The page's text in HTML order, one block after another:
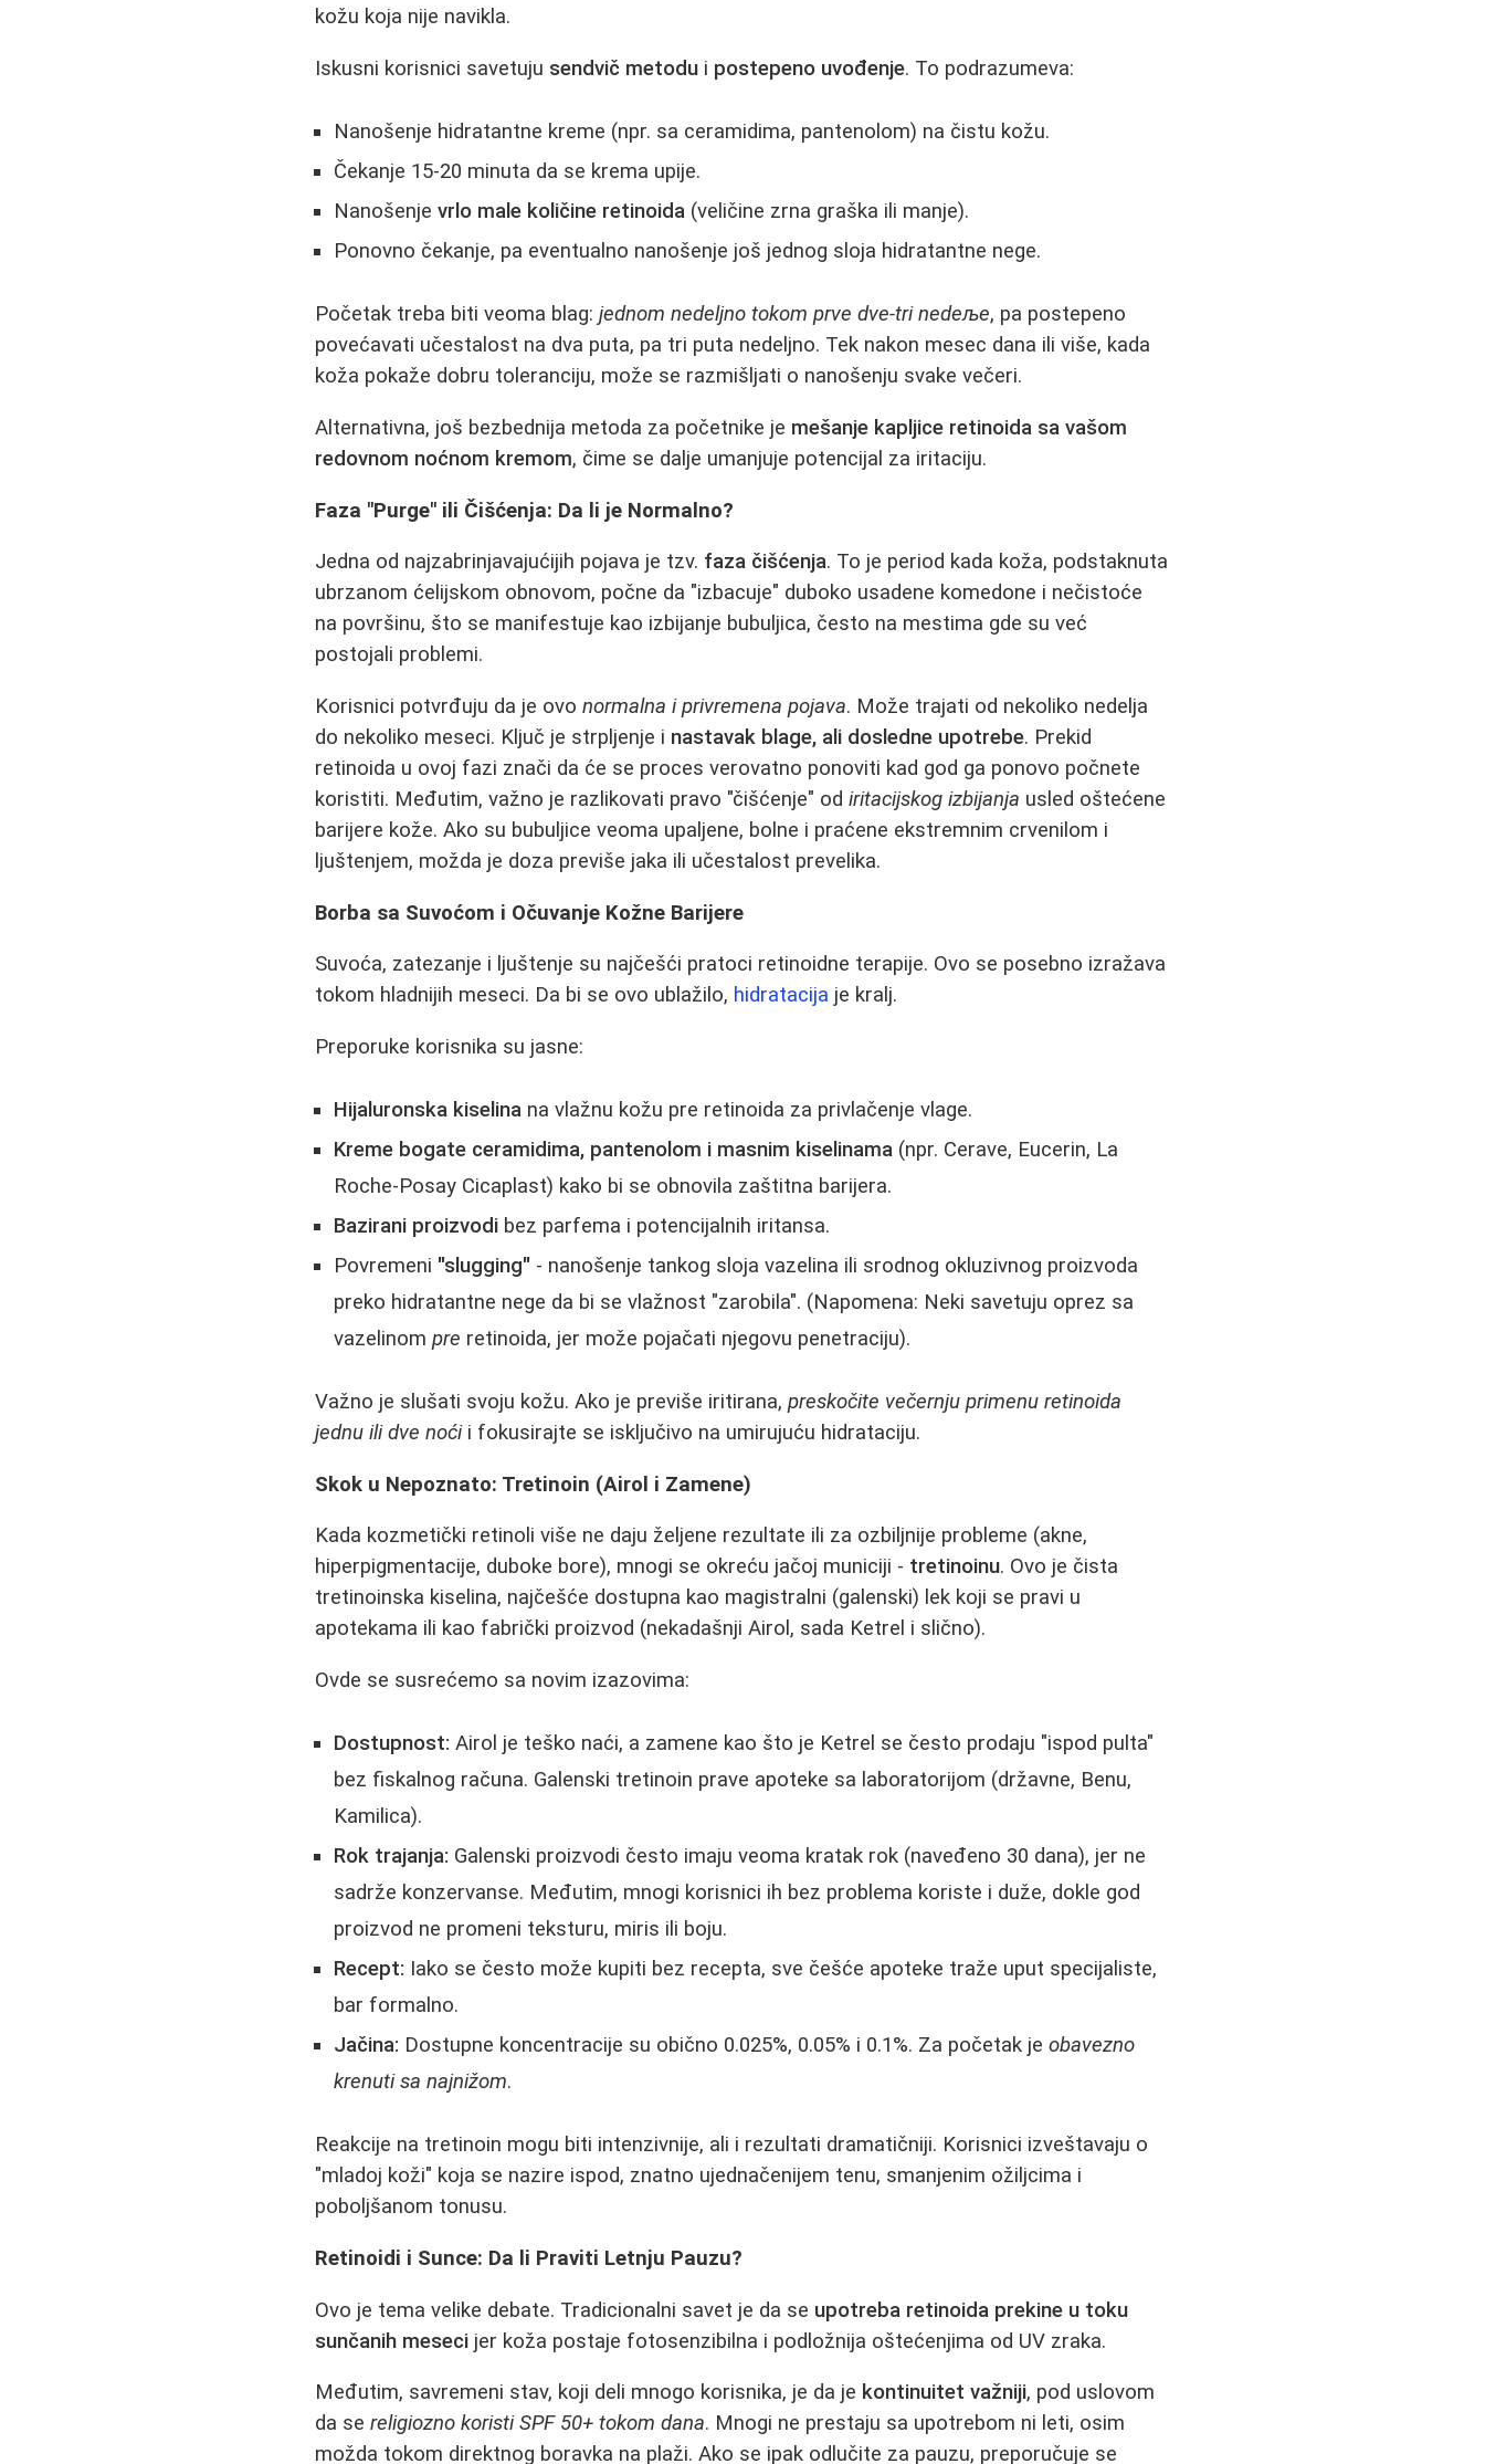
kožu koja nije navikla.
Iskusni korisnici savetuju sendvič metodu i postepeno uvođenje. To podrazumeva:
Nanošenje hidratantne kreme (npr. sa ceramidima, pantenolom) na čistu kožu.
Čekanje 15-20 minuta da se krema upije.
Nanošenjevrlo male količine retinoida (veličine zrna graška ili manje).
Ponovno čekanje, pa eventualno nanošenje još jednog sloja hidratantne nege.
Početak treba biti veoma blag:jednom nedeljno tokom prve dve-tri nedeље, pa postepeno
povećavati učestalost na dva puta, pa tri puta nedeljno. Tek nakon mesec dana ili više, kada
koža pokaže dobru toleranciju, može se razmišljati o nanošenju svake večeri.
Alternativna, još bezbednija metoda za početnike je mešanje kapljice retinoida sa vašom
redovnom noćnom kremom, čime se dalje umanjuje potencijal za iritaciju.
Faza "Purge" ili Čišćenja: Da li je Normalno?
Jedna od najzabrinjavajućijih pojava je tzv. faza čišćenja. To je period kada koža, podstaknuta
ubrzanom ćelijskom obnovom, počne da "izbacuje" duboko usadene komedone i nečistoće
na površinu, što se manifestuje kao izbijanje bubuljica, često na mestima gde su već
postojali problemi.
Korisnici potvrđuju da je ovonormalna i privremena pojava. Može trajati od nekoliko nedelja
do nekoliko meseci. Ključ je strpljenje i nastavak blage, ali dosledne upotrebe. Prekid
retinoida u ovoj fazi znači da će se proces verovatno ponoviti kad god ga ponovo počnete
koristiti. Međutim, važno je razlikovati pravo "čišćenje" odiritacijskog izbijanja usled oštećene
barijere kože. Ako su bubuljice veoma upaljene, bolne i praćene ekstremnim crvenilom i
ljuštenjem, možda je doza previše jaka ili učestalost prevelika.
Borba sa Suvoćom i Očuvanje Kožne Barijere
Suvoća, zatezanje i ljuštenje su najčešći pratoci retinoidne terapije. Ovo se posebno izražava
tokom hladnijih meseci. Da bi se ovo ublažilo, hidratacija je kralj.
Preporuke korisnika su jasne:
Hijaluronska kiselina na vlažnu kožu pre retinoida za privlačenje vlage.
Kreme bogate ceramidima, pantenolom i masnim kiselinama (npr. Cerave, Eucerin, La
Roche-Posay Cicaplast) kako bi se obnovila zaštitna barijera.
Bazirani proizvodi bez parfema i potencijalnih iritansa.
Povremeni "slugging" - nanošenje tankog sloja vazelina ili srodnog okluzivnog proizvoda
preko hidratantne nege da bi se vlažnost "zarobila". (Napomena: Neki savetuju oprez sa
vazelinompre retinoida, jer može pojačati njegovu penetraciju).
Važno je slušati svoju kožu. Ako je previše iritirana,preskočite večernju primenu retinoida
jednu ili dve noćii fokusirajte se isključivo na umirujuću hidrataciju.
Skok u Nepoznato: Tretinoin (Airol i Zamene)
Kada kozmetički retinoli više ne daju željene rezultate ili za ozbiljnije probleme (akne,
hiperpigmentacije, duboke bore), mnogi se okreću jačoj municiji - tretinoinu. Ovo je čista
tretinoinska kiselina, najčešće dostupna kao magistralni (galenski) lek koji se pravi u
apotekama ili kao fabrički proizvod (nekadašnji Airol, sada Ketrel i slično).
Ovde se susrećemo sa novim izazovima:
Dostupnost: Airol je teško naći, a zamene kao što je Ketrel se često prodaju "ispod pulta"
bez fiskalnog računa. Galenski tretinoin prave apoteke sa laboratorijom (državne, Benu,
Kamilica).
Rok trajanja: Galenski proizvodi često imaju veoma kratak rok (naveđeno 30 dana), jer ne
sadrže konzervanse. Međutim, mnogi korisnici ih bez problema koriste i duže, dokle god
proizvod ne promeni teksturu, miris ili boju.
Recept: Iako se često može kupiti bez recepta, sve češće apoteke traže uput specijaliste,
bar formalno.
Jačina: Dostupne koncentracije su obično 0.025%, 0.05% i 0.1%. Za početak jeobavezno
krenuti sa najnižom.
Reakcije na tretinoin mogu biti intenzivnije, ali i rezultati dramatičniji. Korisnici izveštavaju o
"mladoj koži" koja se nazire ispod, znatno ujednačenijem tenu, smanjenim ožiljcima i
poboljšanom tonusu.
Retinoidi i Sunce: Da li Praviti Letnju Pauzu?
Ovo je tema velike debate. Tradicionalni savet je da se upotreba retinoida prekine u toku
sunčanih meseci jer koža postaje fotosenzibilna i podložnija oštećenjima od UV zraka.
Međutim, savremeni stav, koji deli mnogo korisnika, je da je kontinuitet važniji, pod uslovom
da sereligiozno koristi SPF 50+ tokom dana. Mnogi ne prestaju sa upotrebom ni leti, osim
možda tokom direktnog boravka na plaži. Ako se ipak odlučite za pauzu, preporučuje se